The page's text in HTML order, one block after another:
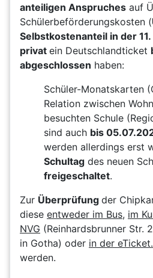
anteiligen Anspruches auf
Schülerbeförderungskosten (
Selbstkostenanteil in der 11.
privat ein Deutschlandticket
abgeschlossen haben:
Schüler-Monatskarten
Relation zwischen
besuchten Schule
sind auch bis
werden allerdings erst
Schultag des neuen
freigeschaltet.
Zur Überprüfung der
diese entweder im Bus, im
NVG (Reinhardsbrunner Str.
in Gotha) oder in der
werden.